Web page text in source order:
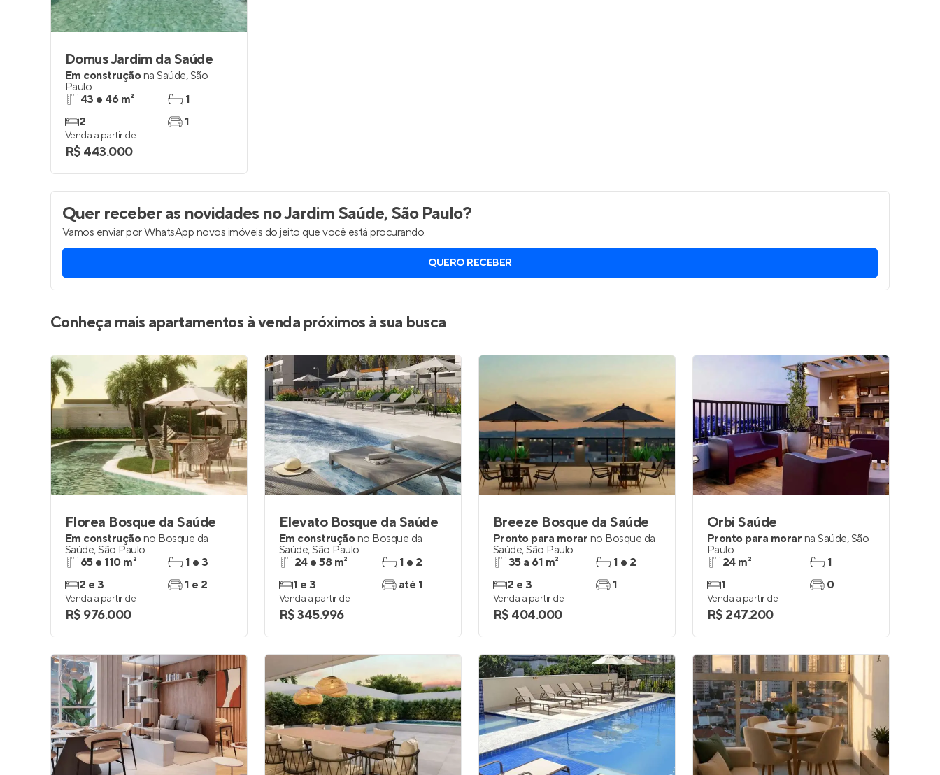
Domus Jardim da Saúde
Em construçãona Saúde,São
Paulo
43 e 46 m²
2
1
1
Venda a partir de
R$ 443.000
Quer receber as novidades no Jardim Saúde, São Paulo?
Vamos enviar por WhatsApp novos imóveis do jeito que você está procurando.
QUERO RECEBER
Conheça mais apartamentos à venda próximos à sua busca
Florea Bosque da Saúde
Em construçãono Bosque da
Saúde,São Paulo
65 e 110 m²
2 e 3
1 e 3
1 e 2
Venda a partir de
R$ 976.000
Elevato Bosque da Saúde
Em construçãono Bosque da
Saúde,São Paulo
24 e 58 m²
1 e 3
1 e 2
até 1
Venda a partir de
R$ 345.996
Breeze Bosque da Saúde
Pronto para morar no Bosque da
Saúde,São Paulo
35 a 61 m²
2 e 3
1 e 2
1
Venda a partir de
R$ 404.000
Orbi Saúde
Pronto para morar na Saúde,São
Paulo
24 m²
1
1
0
Venda a partir de
R$ 247.200